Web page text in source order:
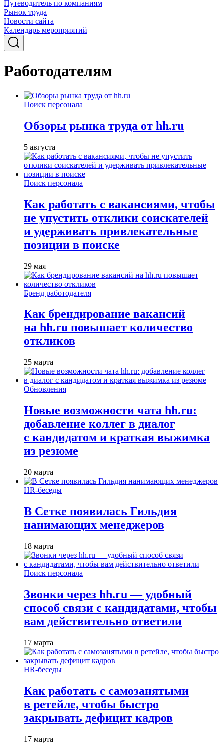
Путеводитель по компаниям
Рынок труда
Новости сайта
Календарь мероприятий
Работодателям
Поиск персонала
Обзоры рынка труда от hh.ru
5 августа
Поиск персонала
Как работать с вакансиями, чтобы
не упустить отклики соискателей
и удерживать привлекательные
позиции в поиске
29 мая
Бренд работодателя
Как брендирование вакансий
на hh.ru повышает количество
откликов
25 марта
Обновления
Новые возможности чата hh.ru:
добавление коллег в диалог
с кандидатом и краткая выжимка
из резюме
20 марта
HR-беседы
В Сетке появилась Гильдия
нанимающих менеджеров
18 марта
Поиск персонала
Звонки через hh.ru — удобный
способ связи с кандидатами, чтобы
вам действительно ответили
17 марта
HR-беседы
Как работать с самозанятыми
в ретейле, чтобы быстро
закрывать дефицит кадров
17 марта